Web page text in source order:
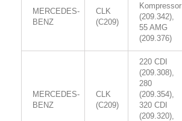
MERCEDES-
BENZ
CLK
(C209)
Kompressor
(209.342),
55 AMG
(209.376)
MERCEDES-
BENZ
CLK
(C209)
220 CDI
(209.308),
280
(209.354),
320 CDI
(209.320),